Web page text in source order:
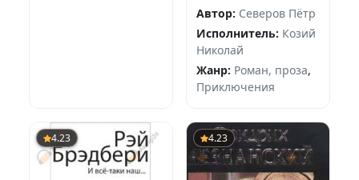
Автор: Северов Пётр
Исполнитель: Козий
Николай
Жанр: Роман, проза,
Приключения
4.23 4.23